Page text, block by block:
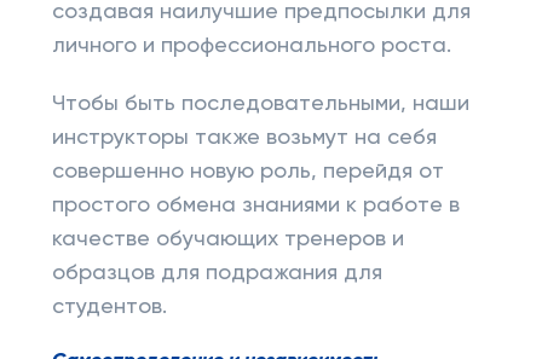
создавая наилучшие предпосылки для
личного и профессионального роста.
Чтобы быть последовательными, наши
инструкторы также возьмут на себя
совершенно новую роль, перейдя от
простого обмена знаниями к работе в
качестве обучающих тренеров и
образцов для подражания для
студентов.